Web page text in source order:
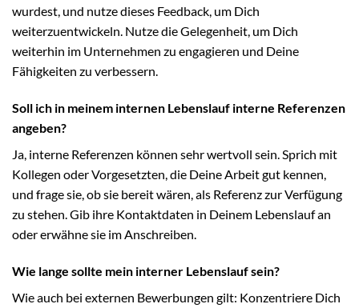
wurdest, und nutze dieses Feedback, um Dich
weiterzuentwickeln. Nutze die Gelegenheit, um Dich
weiterhin im Unternehmen zu engagieren und Deine
Fähigkeiten zu verbessern.
Soll ich in meinem internen Lebenslauf interne Referenzen
angeben?
Ja, interne Referenzen können sehr wertvoll sein. Sprich mit
Kollegen oder Vorgesetzten, die Deine Arbeit gut kennen,
und frage sie, ob sie bereit wären, als Referenz zur Verfügung
zu stehen. Gib ihre Kontaktdaten in Deinem Lebenslauf an
oder erwähne sie im Anschreiben.
Wie lange sollte mein interner Lebenslauf sein?
Wie auch bei externen Bewerbungen gilt: Konzentriere Dich